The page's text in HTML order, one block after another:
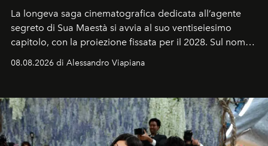
La longeva saga cinematografica dedicata all’agente
segreto di Sua Maestà si avvia al suo ventiseiesimo
capitolo, con la proiezione fissata per il 2028. Sul nome
Craig, però, regna ancora il più assoluto riserbo.
08.08.2026 di Alessandro Viapiana